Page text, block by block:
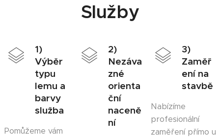
Služby
1)
Výběr
typu
lemu a
barvy
služba
Pomůžeme vám
2)
Nezáva
zné
orienta
ční
naceně
ní
3)
Zaměř
ení na
stavbě
Nabízíme
profesionální
zaměření přímo u